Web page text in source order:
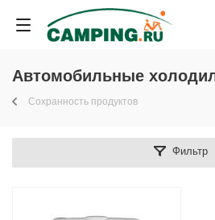
Автомобильные
Сохранность продуктов
Фильтр